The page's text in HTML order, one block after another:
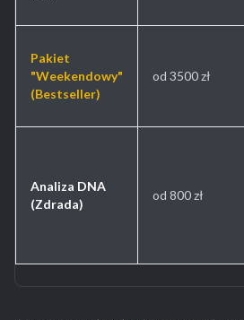
Pakiet
"Weekendowy"
(Bestseller)
od 3500 zł
Analiza DNA
(Zdrada)
od 800 zł